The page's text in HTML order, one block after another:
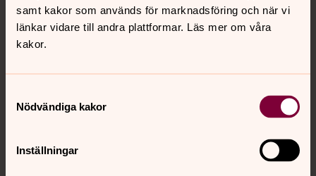
samt kakor som används för marknadsföring och när vi
länkar vidare till andra plattformar. Läs mer om våra
kakor.
Nödvändiga kakor
Inställningar
Kalender